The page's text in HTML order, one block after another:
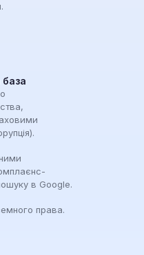
в Google.
права.